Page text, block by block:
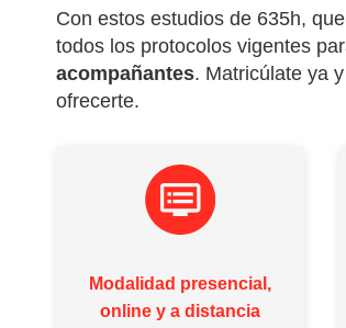
Con estos estudios de 635h,
todos los protocolos vigentes
acompañantes. Matricúlate ya
ofrecerte.
Modalidad presencial,
online y a distancia